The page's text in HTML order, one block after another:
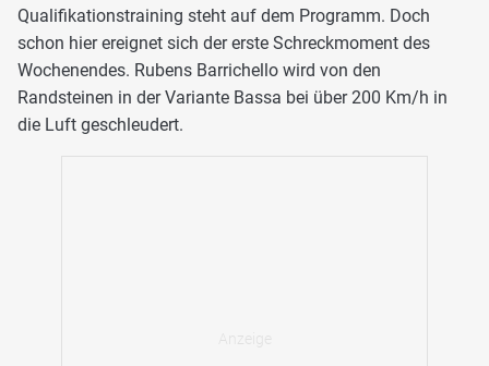
Qualifikationstraining steht auf dem Programm. Doch
schon hier ereignet sich der erste Schreckmoment des
Wochenendes. Rubens Barrichello wird von den
Randsteinen in der Variante Bassa bei über 200 Km/h in
die Luft geschleudert.